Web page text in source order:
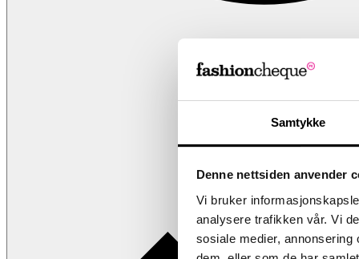
Samtykke
Denne nettsiden anvender
Vi bruker
analysere trafikken vår. Vi
sosiale medier,